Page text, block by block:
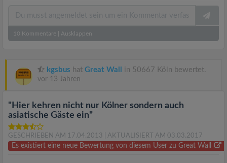
10 Kommentare Ausklappen
kgsbus hat Great Wall in 50667 Köln bewertet.
vor 13 Jahren
"Hier kehren nicht nur Kölner sondern auch
asiatische Gäste ein"
GESCHRIEBEN AM 17.04.2013 | AKTUALISIERT AM 03.03.2017
Es existiert eine neue Bewertung von diesem User zu Great Wall